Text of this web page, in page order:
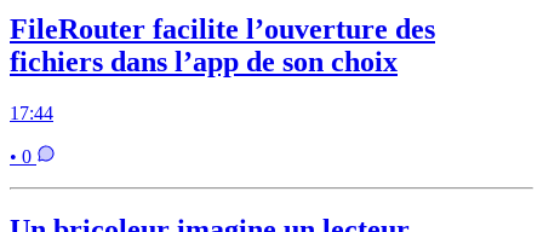
FileRouter facilite l’ouverture des
fichiers dans l’app de son choix
17:44
• 0